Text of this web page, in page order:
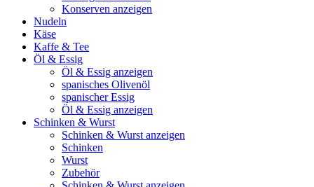
Konserven anzeigen
Nudeln
Käse
Kaffe & Tee
Öl & Essig
Öl & Essig anzeigen
spanisches Olivenöl
spanischer Essig
Öl & Essig anzeigen
Schinken & Wurst
Schinken & Wurst anzeigen
Schinken
Wurst
Zubehör